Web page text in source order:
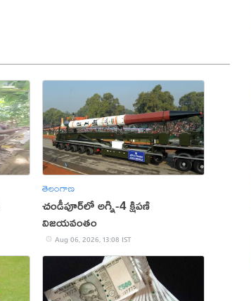
తెలంగాణ
చండీపూర్‌లో అగ్ని-4 క్షిపణి
విజయవంతం
Aug 06, 2026, 13:08 IST